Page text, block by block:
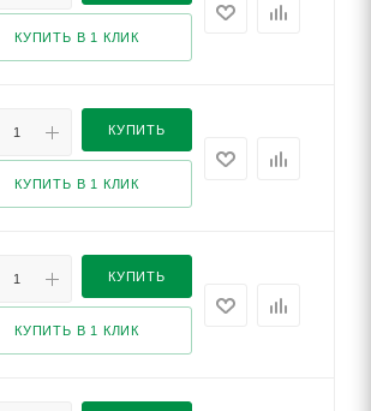
КУПИТЬ В 1 КЛИК
КУПИТЬ
КУПИТЬ В 1 КЛИК
КУПИТЬ
КУПИТЬ В 1 КЛИК